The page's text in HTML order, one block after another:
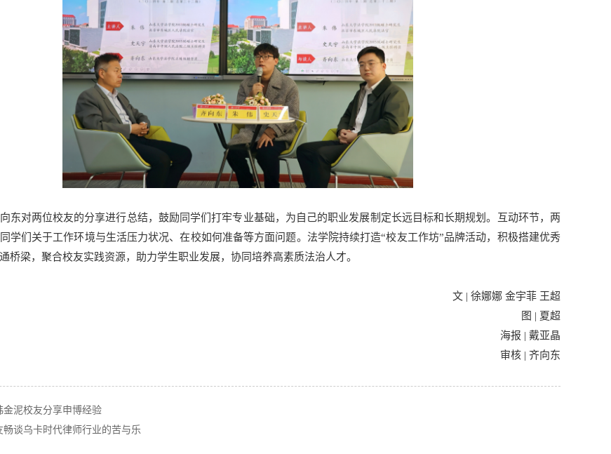
东对两位校友的分享进行总结，鼓励同学们打牢专业基础，为自己的职业发展制定长远目标和长期规划。互动环节，两
学们关于工作环境与生活压力状况、在校如何准备等方面问题。法学院持续打造“校友工作坊”品牌活动，积极搭建优秀
桥梁，聚合校友实践资源，助力学生职业发展，协同培养高素质法治人才。
文 | 徐娜娜 金宇菲 王超
图 | 夏超
海报 | 戴亚晶
审核 | 齐向东
金泥校友分享申博经验
畅谈乌卡时代律师行业的苦与乐